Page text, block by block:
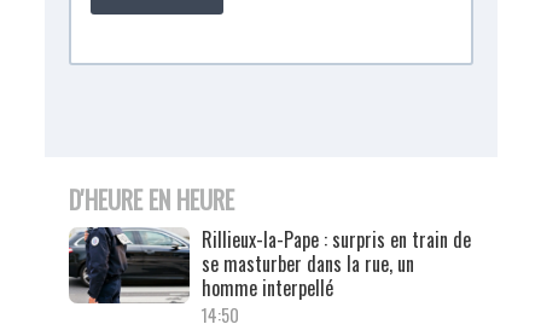
D'HEURE EN HEURE
Rillieux-la-Pape : surpris en train de
se masturber dans la rue, un
homme interpellé
14:50